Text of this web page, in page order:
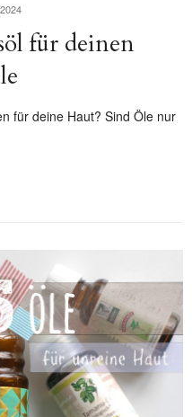
für deinen
für deine Haut? Sind Öle nur